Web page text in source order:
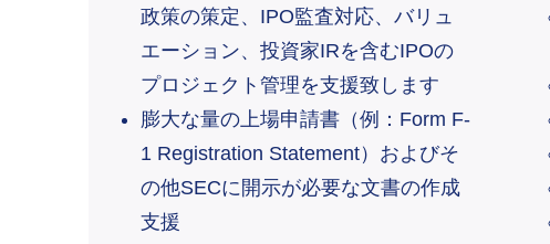
政策の策定、IPO監査対応、バリュ
エーション、投資家IRを含むIPOの
プロジェクト管理を支援致します
膨大な量の上場申請書（例：Form F-
1 Registration Statement）およびそ
の他SECに開示が必要な文書の作成
支援